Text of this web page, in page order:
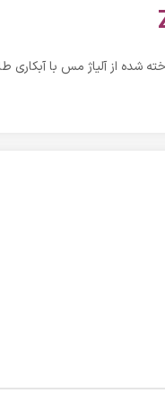
شده از آلیاژ‌ مس با آبکاری